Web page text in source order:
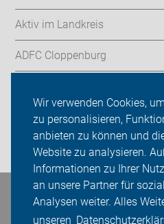
Wir verwenden Cookies,
zu personalisieren,
anbieten zu können und
Website zu analysieren.
Informationen zu Ihrer
an unsere Partner für
Analysen weiter. Alles
unseren
Aktiv im Landkreis
ADFC Cloppenburg
Presse
Login
Bleiben Sie in Kontakt